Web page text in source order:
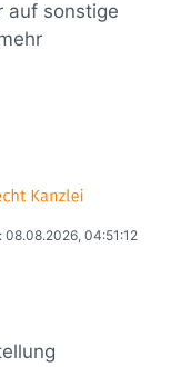
auf sonstige
08.08.2026, 04:51:12